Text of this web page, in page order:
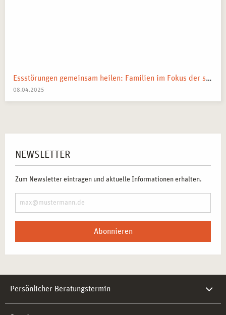
Essstörungen gemeinsam heilen: Familien im Fokus der systemischen Therapie
08.04.2025
NEWSLETTER
Zum Newsletter eintragen und aktuelle Informationen erhalten.
Abonnieren
Persönlicher Beratungstermin